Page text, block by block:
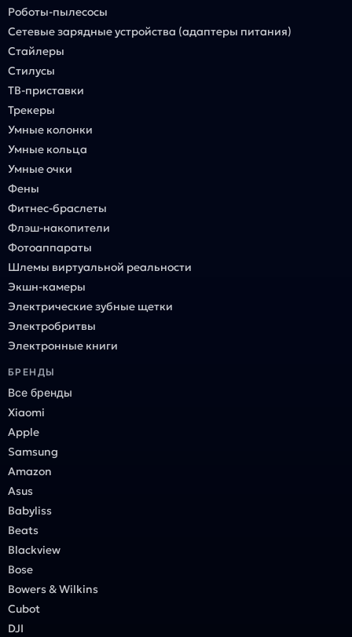
Роботы-пылесосы
Сетевые зарядные устройства (адаптеры питания)
Стайлеры
Стилусы
ТВ-приставки
Трекеры
Умные колонки
Умные кольца
Умные очки
Фены
Фитнес-браслеты
Флэш-накопители
Фотоаппараты
Шлемы виртуальной реальности
Экшн-камеры
Электрические зубные щетки
Электробритвы
Электронные книги
БРЕНДЫ
Все бренды
Xiaomi
Apple
Samsung
Amazon
Asus
Babyliss
Beats
Blackview
Bose
Bowers & Wilkins
Cubot
DJI